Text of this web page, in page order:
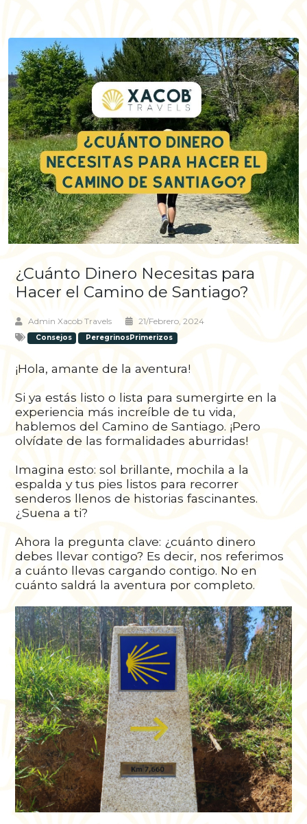
¿Cuánto Dinero Necesitas para
Hacer el Camino de Santiago?
Admin Xacob Travels 21/febrero, 2024
Consejos PeregrinosPrimerizos
¡Hola, amante de la aventura!
Si ya estás listo o lista para sumergirte en la
experiencia más increíble de tu vida,
hablemos del Camino de Santiago. ¡Pero
olvídate de las formalidades aburridas!
Imagina esto: sol brillante, mochila a la
espalda y tus pies listos para recorrer
senderos llenos de historias fascinantes.
¿Suena a ti?
Ahora la pregunta clave: ¿cuánto dinero
debes llevar contigo? Es decir, nos referimos
a cuánto llevas cargando contigo. No en
cuánto saldrá la aventura por completo.